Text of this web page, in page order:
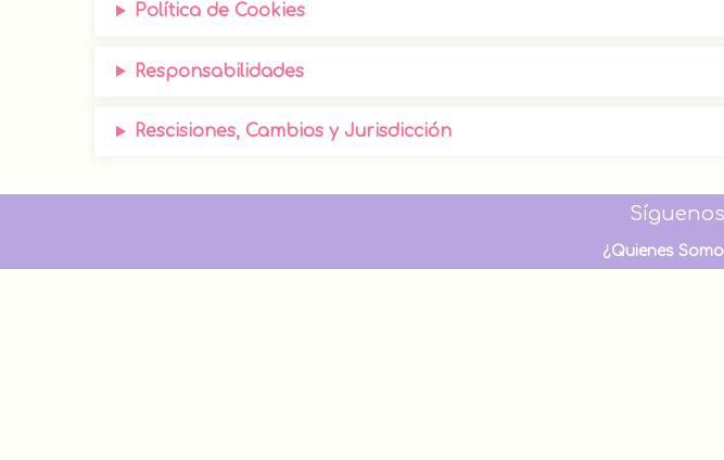
Política de Cookies
Responsabilidades
Rescisiones, Cambios y Jurisdicción
¿Quienes